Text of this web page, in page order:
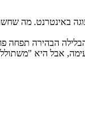
באינטרנט. מה
הבהירה תפחה
אבל היא